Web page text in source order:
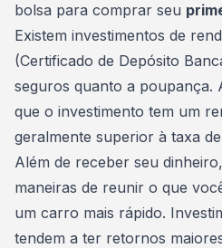
bolsa para comprar seu
Existem investimentos de
(Certificado de Depósito
seguros quanto a poupança.
que o investimento tem um
geralmente superior à taxa
Além de receber seu
maneiras de reunir o que
um carro mais rápido.
tendem a ter retornos